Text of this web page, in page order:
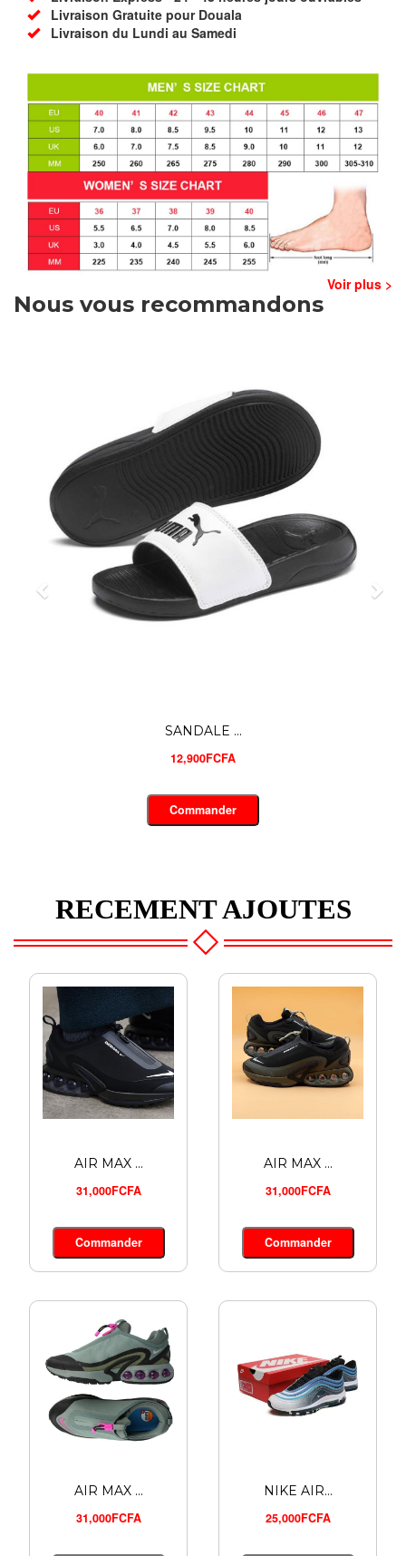
Livraison Gratuite pour Douala
Livraison du Lundi au Samedi
Voir plus >
Nous vous recommandons
SANDALE ...
12,900FCFA
Commander
Commander
RECEMENT AJOUTES
AIR MAX ...
31,000FCFA
Commander
AIR MAX ...
31,000FCFA
Commander
AIR MAX ...
31,000FCFA
NIKE AIR...
25,000FCFA